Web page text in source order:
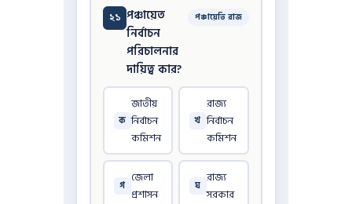
২১ পঞ্চায়েত
নির্বাচন
পরিচালনার
দায়িত্ব কার?
পঞ্চায়েতি রাজ
ক
জাতীয়
নির্বাচন
কমিশন
খ
রাজ্য
নির্বাচন
কমিশন
গ জেলা
প্রশাসন
ঘ রাজ্য
সরকার